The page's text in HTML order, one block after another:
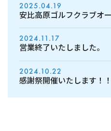
2025.04.19
安比高原ゴルフクラブオ
2024.11.17
営業終了いたしました。
2024.10.22
感謝祭開催いたします！！